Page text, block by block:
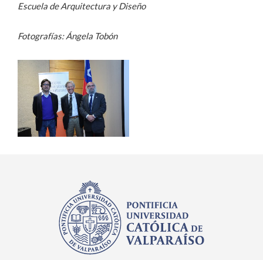
Escuela de Arquitectura y Diseño
Fotografías: Ángela Tobón